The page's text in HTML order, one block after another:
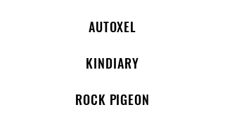
AUTOXEL
KINDIARY
ROCK PIGEON